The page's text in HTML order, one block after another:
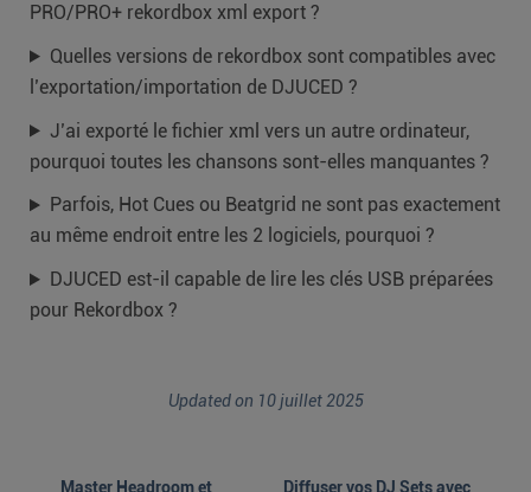
PRO/PRO+ rekordbox xml export ?
Quelles versions de rekordbox sont compatibles avec
l’exportation/importation de DJUCED ?
J’ai exporté le fichier xml vers un autre ordinateur,
pourquoi toutes les chansons sont-elles manquantes ?
Parfois, Hot Cues ou Beatgrid ne sont pas exactement
au même endroit entre les 2 logiciels, pourquoi ?
DJUCED est-il capable de lire les clés USB préparées
pour Rekordbox ?
Updated on 10 juillet 2025
Master Headroom et Diffuser vos DJ Sets avec